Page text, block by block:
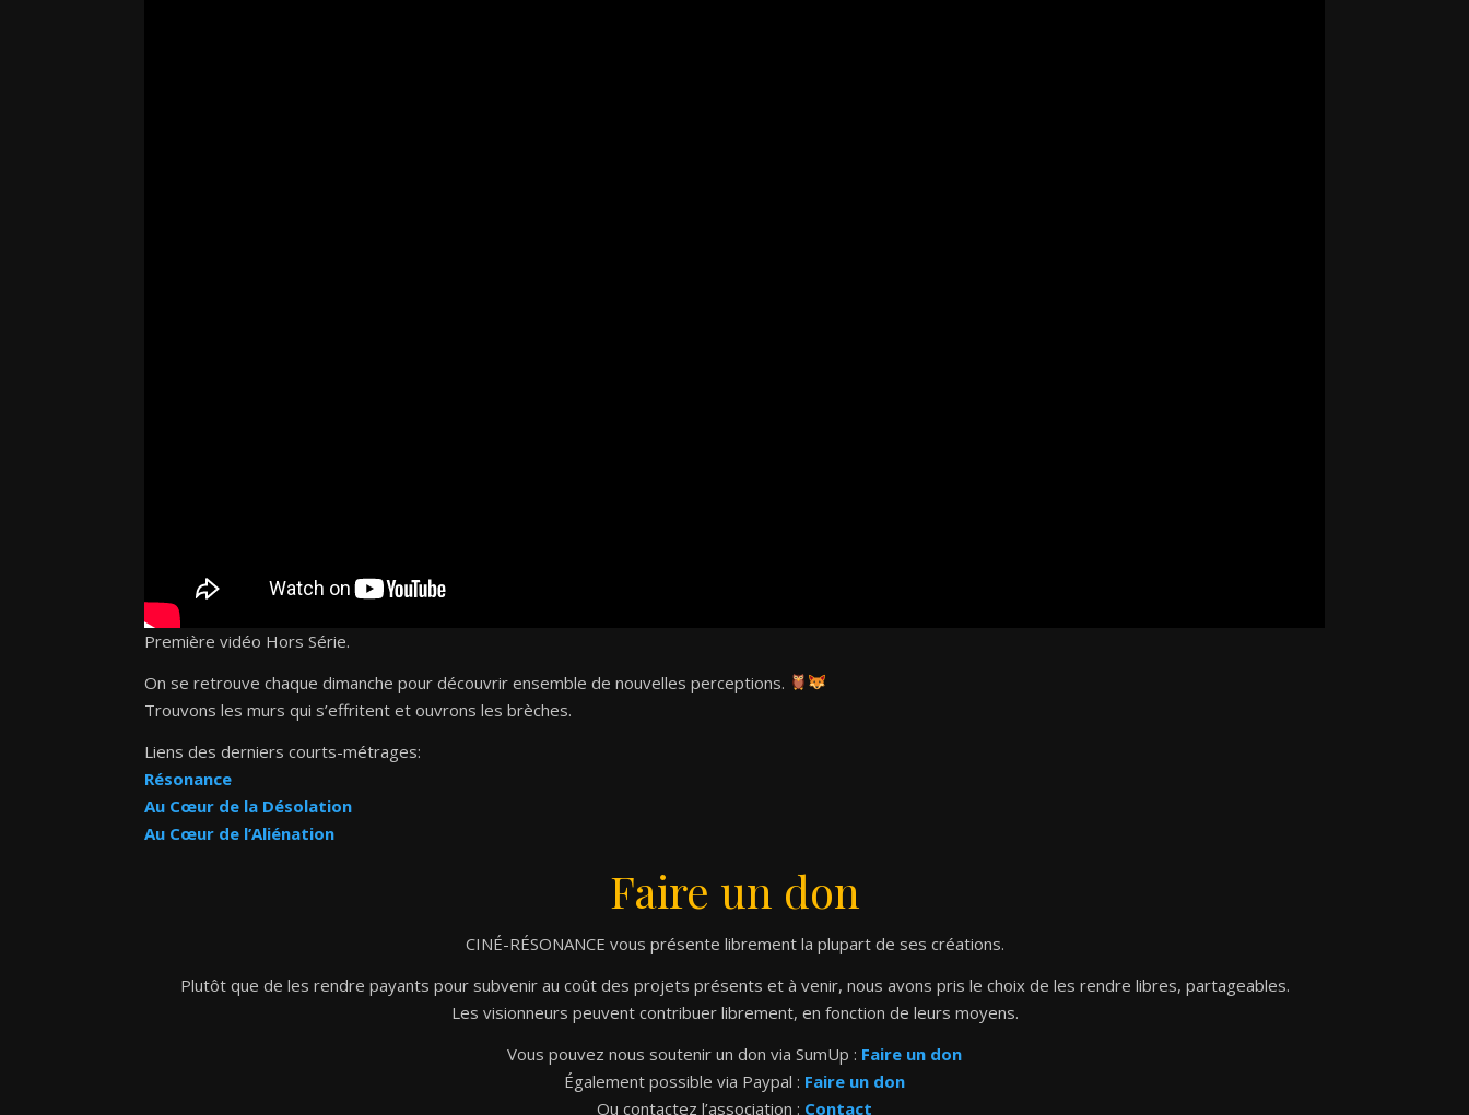
Première vidéo Hors Série.
On se retrouve chaque dimanche pour découvrir ensemble de nouvelles perceptions.
Trouvons les murs qui s’effritent et ouvrons les brèches.
Liens des derniers courts-métrages:
Résonance
Au Cœur de la Désolation
Au Cœur de l’Aliénation
Faire un don
CINÉ-RÉSONANCE vous présente librement la plupart de ses créations.
Plutôt que de les rendre payants pour subvenir au coût des projets présents et à venir, nous avons pris le choix de les rendre libres, partageables.
Les visionneurs peuvent contribuer librement, en fonction de leurs moyens.
Vous pouvez nous soutenir un don via SumUp : Faire un don
Également possible via Paypal : Faire un don
Ou contactez l’association : Contact